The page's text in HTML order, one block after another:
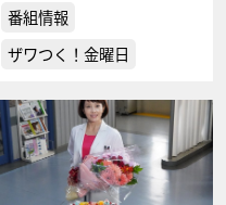
番組情報
ザワつく！金曜日